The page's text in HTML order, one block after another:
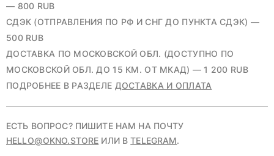
— 800 RUB
СДЭК (ОТПРАВЛЕНИЯ ПО РФ И СНГ ДО ПУНКТА СДЭК) —
500 RUB
ДОСТАВКА ПО МОСКОВСКОЙ ОБЛ. (ДОСТУПНО ПО
МОСКОВСКОЙ ОБЛ. ДО 15 КМ. ОТ МКАД) — 1 200 RUB
ПОДРОБНЕЕ В РАЗДЕЛЕ ДОСТАВКА И ОПЛАТА
ЕСТЬ ВОПРОС? ПИШИТЕ НАМ НА ПОЧТУ
HELLO@OKNO.STORE ИЛИ ВTELEGRAM.